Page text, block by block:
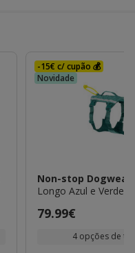
-15€ c/ cupão 💰
Novidade
Non-stop Dogwear
Longo Azul e Verde
Preço
79.99€
4 opções de